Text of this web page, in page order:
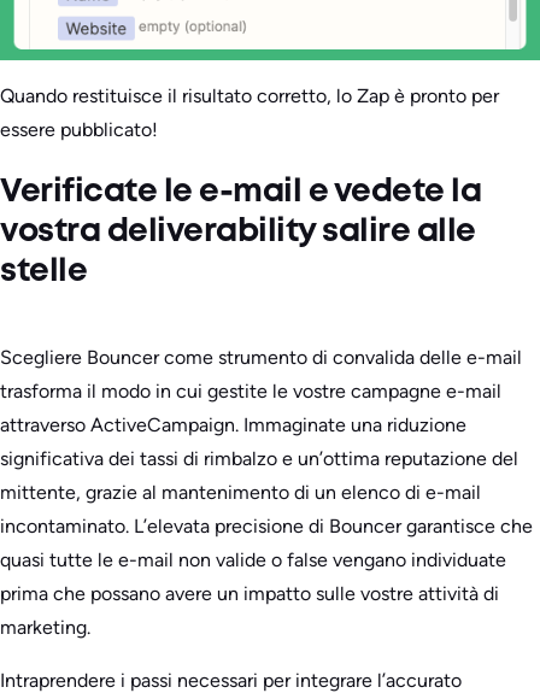
Quando restituisce il risultato corretto, lo Zap è pronto per
essere pubblicato!
Verificate le e-mail e vedete la
vostra deliverability salire alle
stelle
Scegliere Bouncer come strumento di convalida delle e-mail
trasforma il modo in cui gestite le vostre campagne e-mail
attraverso ActiveCampaign. Immaginate una riduzione
significativa dei tassi di rimbalzo e un’ottima reputazione del
mittente, grazie al mantenimento di un elenco di e-mail
incontaminato. L’elevata precisione di Bouncer garantisce che
quasi tutte le e-mail non valide o false vengano individuate
prima che possano avere un impatto sulle vostre attività di
marketing.
Intraprendere i passi necessari per integrare l’accurato